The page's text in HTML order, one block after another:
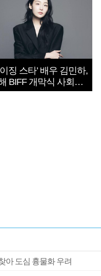
이징 스타’ 배우 김민하,
BIFF 개막식 사회자
아 도심 흉물화 우려